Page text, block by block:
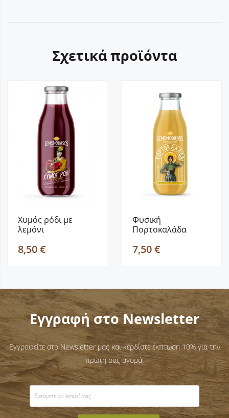
Σχετικά προϊόντα
Χυμός ρόδι με
λεμόνι
500ml
8,50 €
Φυσική
Πορτοκαλάδα
500ml
7,50 €
Εγγραφή στο Newsletter
Εγγραφείτε στο Newsletter μας και κερδίστε έκπτωση 10% για την
πρώτη σας αγορά!